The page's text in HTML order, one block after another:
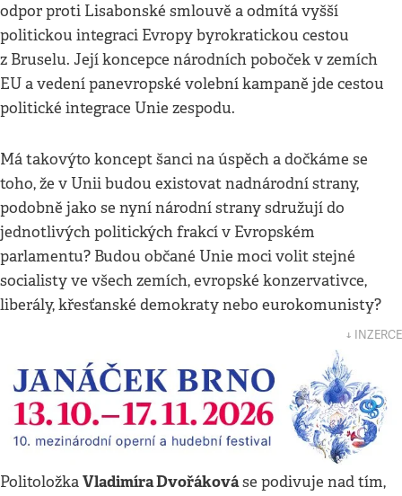
odpor proti Lisabonské smlouvě a odmítá vyšší
politickou integraci Evropy byrokratickou cestou
z Bruselu. Její koncepce národních poboček v zemích
EU a vedení panevropské volební kampaně jde cestou
politické integrace Unie zespodu.
Má takovýto koncept šanci na úspěch a dočkáme se
toho, že v Unii budou existovat nadnárodní strany,
podobně jako se nyní národní strany sdružují do
jednotlivých politických frakcí v Evropském
parlamentu? Budou občané Unie moci volit stejné
socialisty ve všech zemích, evropské konzervativce,
liberály, křesťanské demokraty nebo eurokomunisty?
↓ INZERCE
PolitoložkaVladimíra Dvořákováse podivuje nad tím,